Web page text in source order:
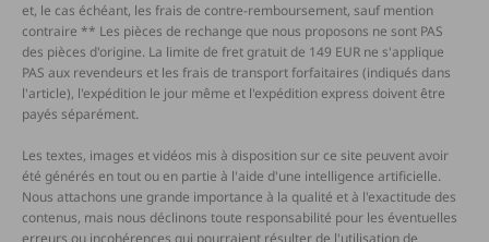
et, le cas échéant, les frais de contre-remboursement, sauf mention
contraire ** Les pièces de rechange que nous proposons ne sont PAS
des pièces d'origine. La limite de fret gratuit de 149 EUR ne s'applique
PAS aux revendeurs et les frais de transport forfaitaires (indiqués dans
l'article), l'expédition le jour même et l'expédition express doivent être
payés séparément.
Les textes, images et vidéos mis à disposition sur ce site peuvent avoir
été générés en tout ou en partie à l'aide d'une intelligence artificielle.
Nous attachons une grande importance à la qualité et à l'exactitude des
contenus, mais nous déclinons toute responsabilité pour les éventuelles
erreurs ou incohérences qui pourraient résulter de l'utilisation de